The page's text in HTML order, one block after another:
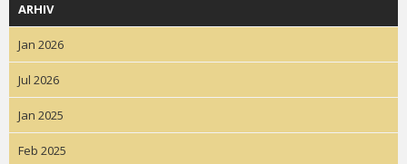
ARHIV
Jan 2026
Jul 2026
Jan 2025
Feb 2025